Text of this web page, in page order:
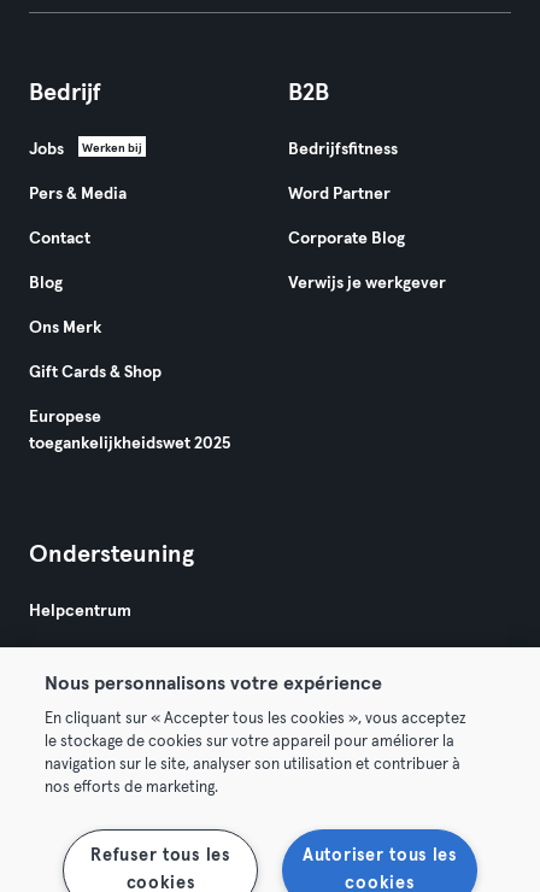
Bedrijf
Jobs Werken bij
Pers & Media
Contact
Blog
Ons Merk
Gift Cards & Shop
Europese
toegankelijkheidswet 2025
B2B
Bedrijfsfitness
Word Partner
Corporate Blog
Verwijs je werkgever
Ondersteuning
Helpcentrum
Algemene Voorwaarden
Membership opzeggen Trek hier je contract terug
Nous personnalisons votre expérience
En cliquant sur « Accepter tous les cookies », vous acceptez
le stockage de cookies sur votre appareil pour améliorer la
navigation sur le site, analyser son utilisation et contribuer à
nos efforts de marketing.
Autoriser tous les
cookies
Refuser tous les
cookies